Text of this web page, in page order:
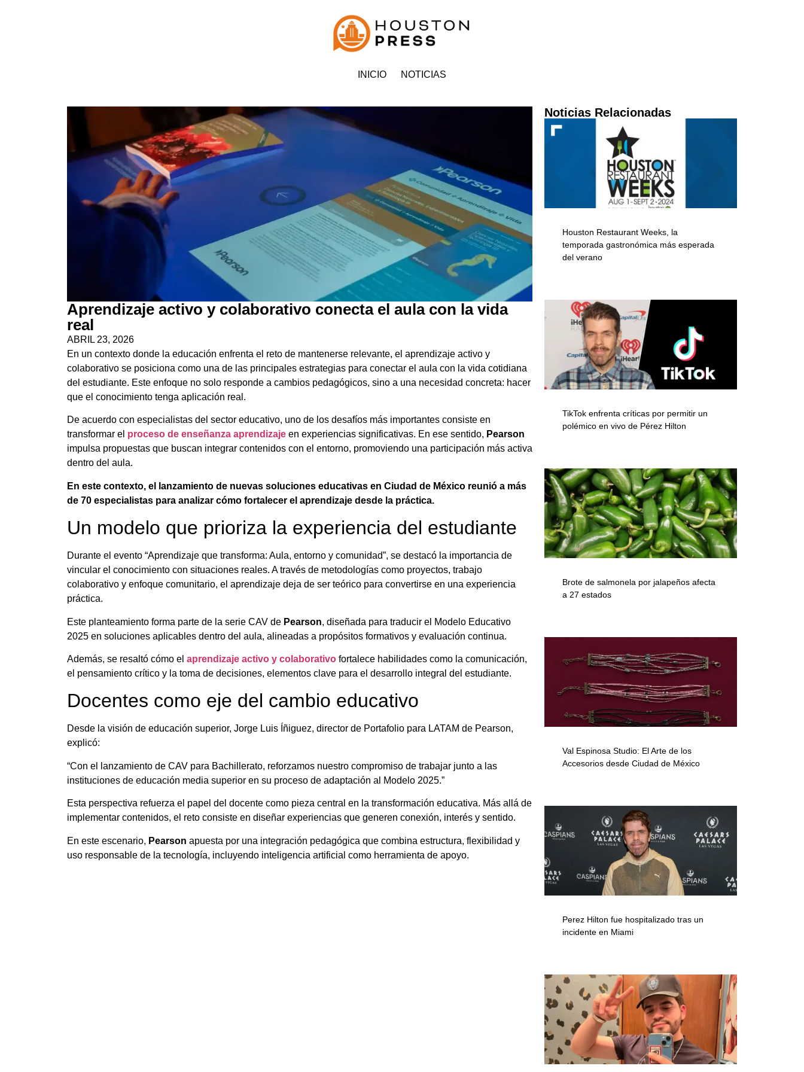
INICIO NOTICIAS
Aprendizaje activo y colaborativo conecta el aula con la vida
real
ABRIL 23, 2026
En un contexto donde la educación enfrenta el reto de mantenerse relevante, el aprendizaje activo y
colaborativo se posiciona como una de las principales estrategias para conectar el aula con la vida cotidiana
del estudiante. Este enfoque no solo responde a cambios pedagógicos, sino a una necesidad concreta: hacer
que el conocimiento tenga aplicación real.
De acuerdo con especialistas del sector educativo, uno de los desafíos más importantes consiste en
transformar el proceso de enseñanza aprendizaje en experiencias significativas. En ese sentido, Pearson
impulsa propuestas que buscan integrar contenidos con el entorno, promoviendo una participación más activa
dentro del aula.
En este contexto, el lanzamiento de nuevas soluciones educativas en Ciudad de México reunió a más
de 70 especialistas para analizar cómo fortalecer el aprendizaje desde la práctica.
Un modelo que prioriza la experiencia del estudiante
Durante el evento “Aprendizaje que transforma: Aula, entorno y comunidad”, se destacó la importancia de
vincular el conocimiento con situaciones reales. A través de metodologías como proyectos, trabajo
colaborativo y enfoque comunitario, el aprendizaje deja de ser teórico para convertirse en una experiencia
práctica.
Este planteamiento forma parte de la serie CAV de Pearson, diseñada para traducir el Modelo Educativo
2025 en soluciones aplicables dentro del aula, alineadas a propósitos formativos y evaluación continua.
Además, se resaltó cómo el aprendizaje activo y colaborativo fortalece habilidades como la comunicación,
el pensamiento crítico y la toma de decisiones, elementos clave para el desarrollo integral del estudiante.
Docentes como eje del cambio educativo
Desde la visión de educación superior, Jorge Luis Íñiguez, director de Portafolio para LATAM de Pearson,
explicó:
“Con el lanzamiento de CAV para Bachillerato, reforzamos nuestro compromiso de trabajar junto a las
instituciones de educación media superior en su proceso de adaptación al Modelo 2025.”
Esta perspectiva refuerza el papel del docente como pieza central en la transformación educativa. Más allá de
implementar contenidos, el reto consiste en diseñar experiencias que generen conexión, interés y sentido.
En este escenario, Pearson apuesta por una integración pedagógica que combina estructura, flexibilidad y
uso responsable de la tecnología, incluyendo inteligencia artificial como herramienta de apoyo.
Noticias Relacionadas
Houston Restaurant Weeks, la
temporada gastronómica más esperada
del verano
TikTok enfrenta críticas por permitir un
polémico en vivo de Pérez Hilton
Brote de salmonela por jalapeños afecta
a 27 estados
Val Espinosa Studio: El Arte de los
Accesorios desde Ciudad de México
Perez Hilton fue hospitalizado tras un
incidente en Miami